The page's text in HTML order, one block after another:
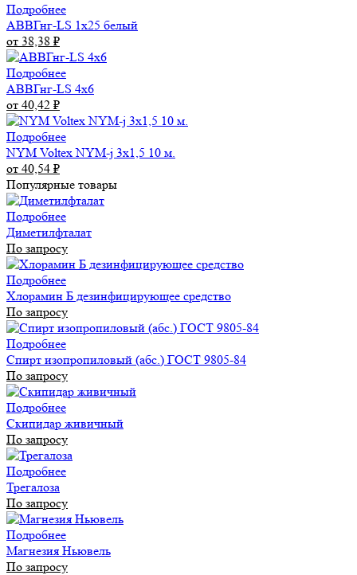
Подробнее
АВВГнг-LS 1х25 белый
от 38,38 ₽
Подробнее
АВВГнг-LS 4х6
от 40,42 ₽
Подробнее
NYM Voltex NYM-j 3х1,5 10 м.
от 40,54 ₽
Популярные товары
Подробнее
Диметилфталат
По запросу
Подробнее
Хлорамин Б дезинфицирующее средство
По запросу
Подробнее
Спирт изопропиловый (абс.) ГОСТ 9805-84
По запросу
Подробнее
Скипидар живичный
По запросу
Подробнее
Трегалоза
По запросу
Подробнее
Магнезия Ньювель
По запросу